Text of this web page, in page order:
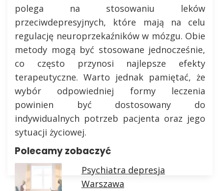
polega na stosowaniu leków
przeciwdepresyjnych, które mają na celu
regulację neuroprzekaźników w mózgu. Obie
metody mogą być stosowane jednocześnie,
co często przynosi najlepsze efekty
terapeutyczne. Warto jednak pamiętać, że
wybór odpowiedniej formy leczenia
powinien być dostosowany do
indywidualnych potrzeb pacjenta oraz jego
sytuacji życiowej.
Polecamy zobaczyć
Psychiatra depresja
Warszawa